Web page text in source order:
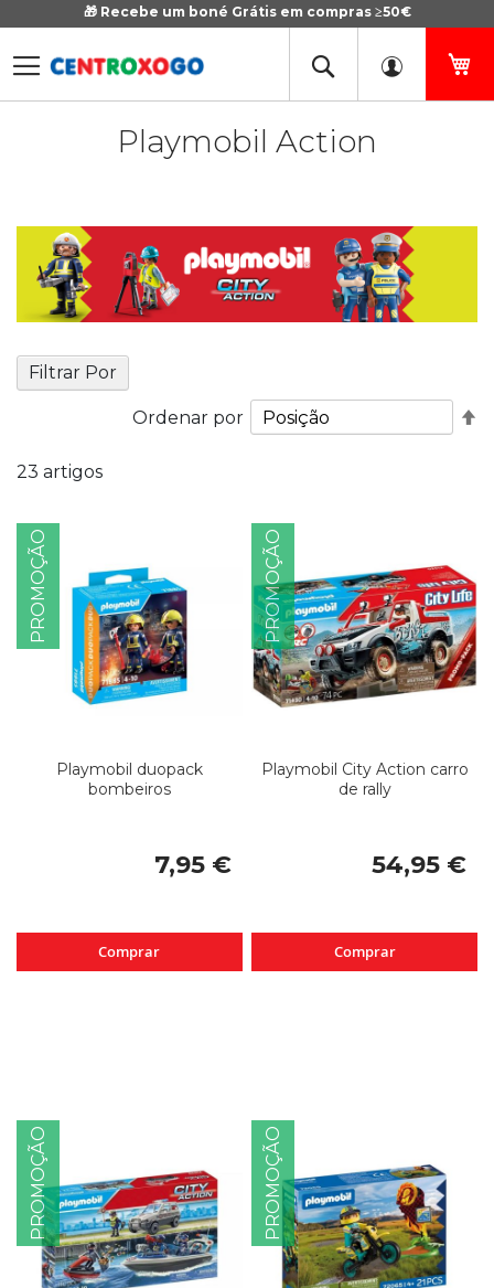
🎁 Recebe um boné Grátis em compras ≥50€
Ir
Conteúdo
Playmobil Action
Filtrar Por
23 artigos
Ordenar por
PROMOÇÃO
Playmobil duopack
bombeiros
7,95 €
Comprar
PROMOÇÃO
Playmobil City Action carro
de rally
54,95 €
Comprar
PROMOÇÃO PROMOÇÃO